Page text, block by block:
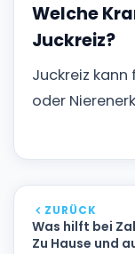
Welche
Juckreiz?
Juckreiz kann
oder
ZURÜCK
Was hilft bei
Zu Hause und